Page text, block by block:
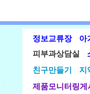
정보교류장
아
피부과상담실
친구만들기
지
제품모니터링게